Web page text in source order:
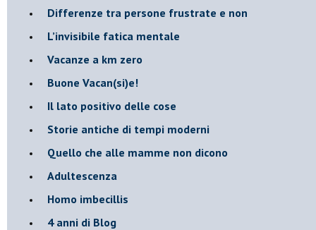
​Differenze tra persone frustrate e non
L’invisibile fatica mentale
Vacanze a km zero
​Buone Vacan(si)e!
​Il lato positivo delle cose
​Storie antiche di tempi moderni
​Quello che alle mamme non dicono
Adultescenza
Homo imbecillis
​4 anni di Blog